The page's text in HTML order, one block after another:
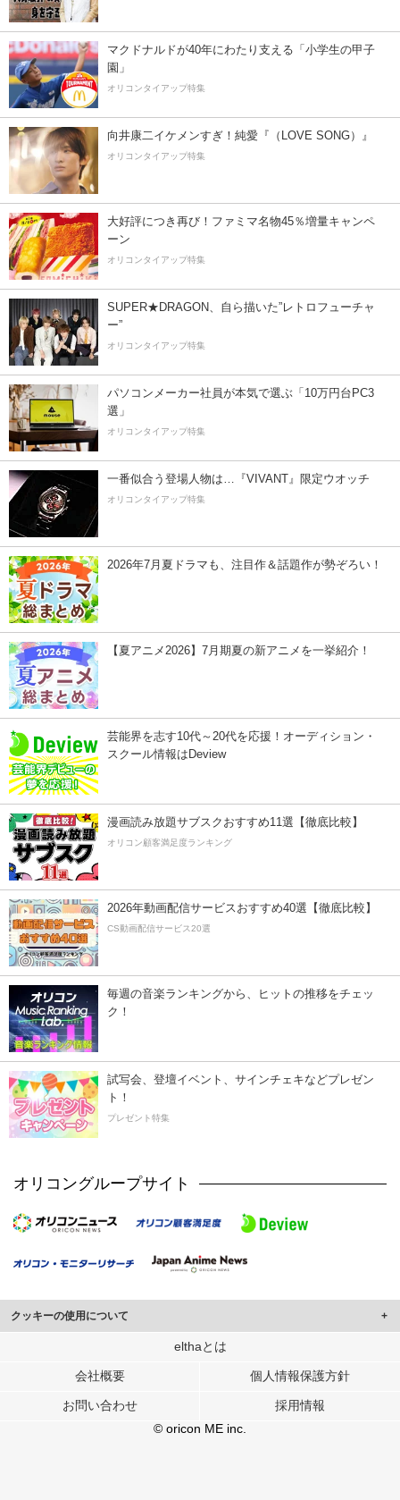
マクドナルドが40年にわたり支える「小学生の甲子
園」
オリコンタイアップ特集
向井康二イケメンすぎ！純愛『（LOVE SONG）』
オリコンタイアップ特集
大好評につき再び！ファミマ名物45％増量キャンペ
ーン
オリコンタイアップ特集
SUPER★DRAGON、自ら描いた”レトロフューチャ
ー”
オリコンタイアップ特集
パソコンメーカー社員が本気で選ぶ「10万円台PC3
選」
オリコンタイアップ特集
一番似合う登場人物は…『VIVANT』限定ウオッチ
オリコンタイアップ特集
2026年7月夏ドラマも、注目作＆話題作が勢ぞろい！
【夏アニメ2026】7月期夏の新アニメを一挙紹介！
芸能界を志す10代～20代を応援！オーディション・
スクール情報はDeview
漫画読み放題サブスクおすすめ11選【徹底比較】
オリコン顧客満足度ランキング
2026年動画配信サービスおすすめ40選【徹底比較】
CS動画配信サービス20選
毎週の音楽ランキングから、ヒットの推移をチェッ
ク！
試写会、登壇イベント、サインチェキなどプレゼン
ト！
プレゼント特集
オリコングループサイト
クッキーの使用について
このサイトでは Cookie を使用して、ユーザーに合わせたコンテンツや広告の
行っています。
メディアや広告配信、データ解析の各パートナーに提供しています。
各パートナーは、この情報とユーザーが各パートナーに提供した他の情報や、
ユーザーが各パートナーのサービスを使用したときに収集した他の情報を組み
elthaとは
会社概要 個人情報保護方針
お問い合わせ
採用情報
© oricon ME inc.